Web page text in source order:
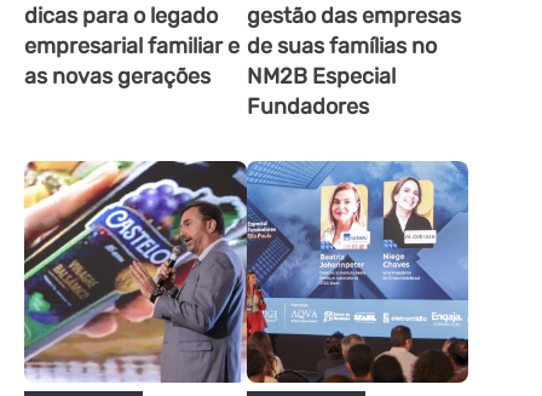
dicas para o legado
empresarial familiar e
as novas gerações
gestão das empresas
de suas famílias no
NM2B Especial
Fundadores